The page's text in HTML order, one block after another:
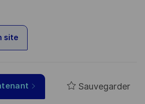
site
Sauvegarder